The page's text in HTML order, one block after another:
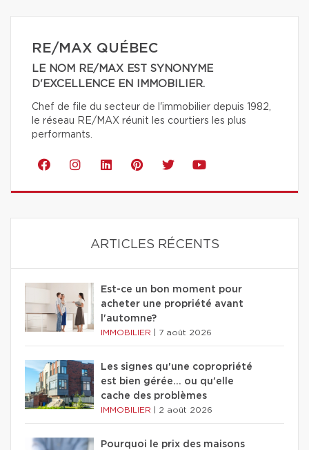
RE/MAX QUÉBEC
LE NOM RE/MAX EST SYNONYME
D'EXCELLENCE EN IMMOBILIER.
Chef de file du secteur de l'immobilier depuis 1982,
le réseau RE/MAX réunit les courtiers les plus
performants.
ARTICLES RÉCENTS
Est-ce un bon moment pour
acheter une propriété avant
l'automne?
IMMOBILIER 7 août 2026
Les signes qu'une copropriété
est bien gérée… ou qu'elle
cache des problèmes
IMMOBILIER 2 août 2026
Pourquoi le prix des maisons